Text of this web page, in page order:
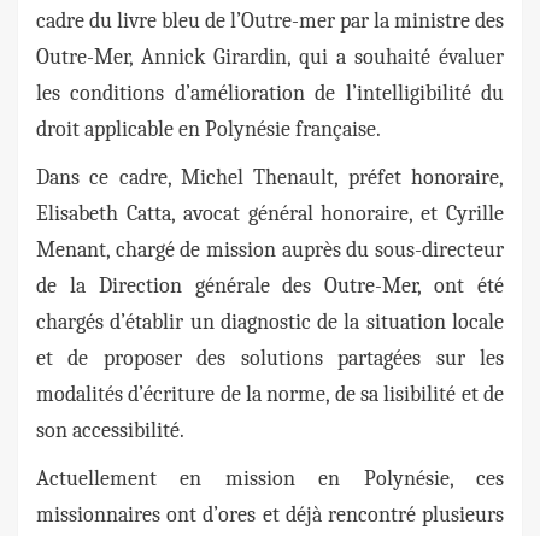
cadre du livre bleu de l’Outre-mer par la ministre des
Outre-Mer, Annick Girardin, qui a souhaité évaluer
les conditions d’amélioration de l’intelligibilité du
droit applicable en Polynésie française.
Dans ce cadre, Michel Thenault, préfet honoraire,
Elisabeth Catta, avocat général honoraire, et Cyrille
Menant, chargé de mission auprès du sous-directeur
de la Direction générale des Outre-Mer, ont été
chargés d’établir un diagnostic de la situation locale
et de proposer des solutions partagées sur les
modalités d’écriture de la norme, de sa lisibilité et de
son accessibilité.
Actuellement en mission en Polynésie, ces
missionnaires ont d’ores et déjà rencontré plusieurs